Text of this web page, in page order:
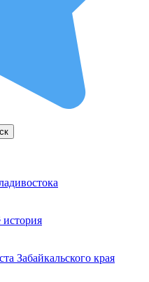
Забайкальского края